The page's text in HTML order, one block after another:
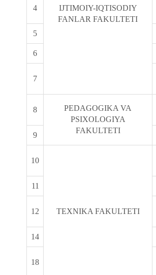
IJTIMOIY-IQTISODIY
FANLAR FAKULTETI
4
5
6
7
8
PEDAGOGIKA VA
PSIXOLOGIYA
FAKULTETI
9
10
TEXNIKA FAKULTETI
11
12
14
18